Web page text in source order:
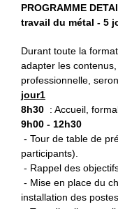
PROGRAMME
travail du métal - 5
Durant toute la
adapter les
professionnelle,
jour1
8h30 : Accueil,
9h00 - 12h30
- Tour de table de
participants).
- Rappel des
- Mise en place du
installation des